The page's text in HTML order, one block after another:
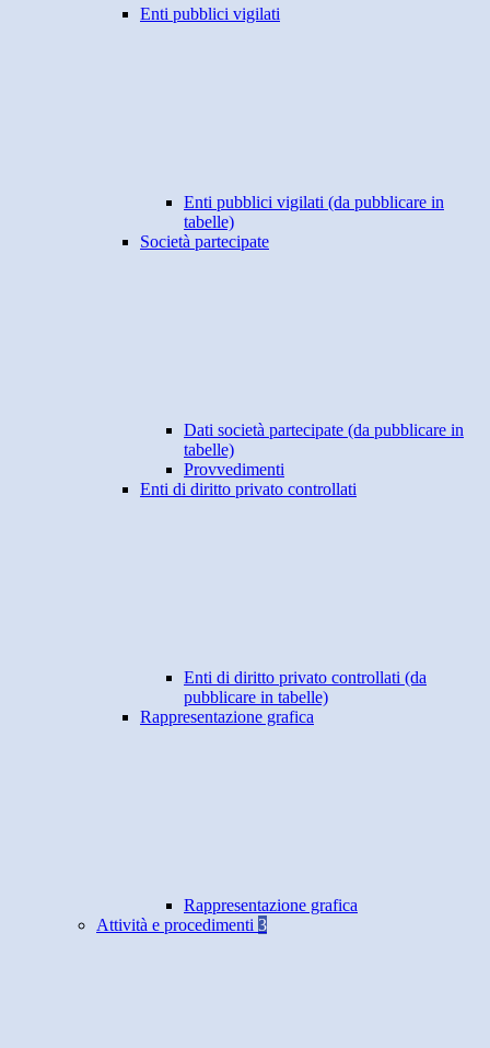
Enti pubblici vigilati
Enti pubblici vigilati (da pubblicare in
tabelle)
Società partecipate
Dati società partecipate (da pubblicare in
tabelle)
Provvedimenti
Enti di diritto privato controllati
Enti di diritto privato controllati (da
pubblicare in tabelle)
Rappresentazione grafica
Rappresentazione grafica
Attività e procedimenti 3